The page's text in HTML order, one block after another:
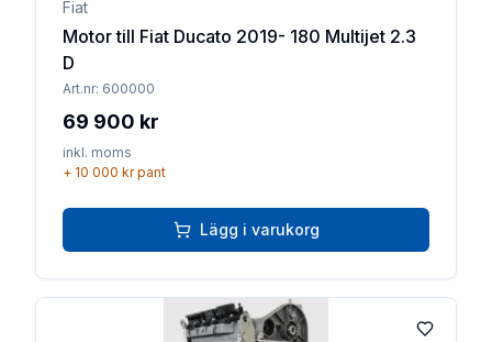
Fiat
Motor till Fiat Ducato 2019- 180 Multijet 2.3
D
Art.nr: 600000
69 900 kr
inkl. moms
+ 10 000 krpant
Lägg i varukorg
Lägg till